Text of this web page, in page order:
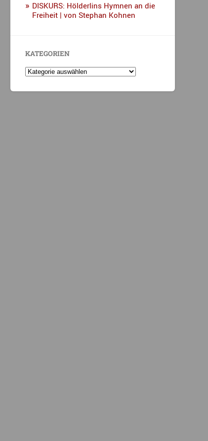
DISKURS: Hölderlins Hymnen an die
Freiheit | von Stephan Kohnen
KATEGORIEN